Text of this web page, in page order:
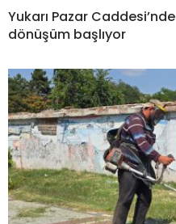
Yukarı Pazar Caddesi’nde
dönüşüm başlıyor